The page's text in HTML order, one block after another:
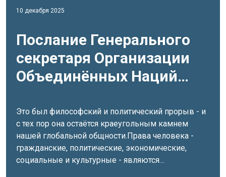
10 декабря 2025
Послание Генерального
секретаря Организации
Объединённых Наций
случаю Дня прав
человека: «Права
человека: наши жизненно
важные основы»
Это был философский и политический прорыв - и
с тех пор она остаётся краеугольным камнем
нашей глобальной общности.Права человека -
гражданские, политические, экономические,
социальные и культурные - являются